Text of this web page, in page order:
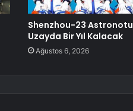
Shenzhou-23 Astronotu
Uzayda Bir Yıl Kalacak
Ağustos 6, 2026